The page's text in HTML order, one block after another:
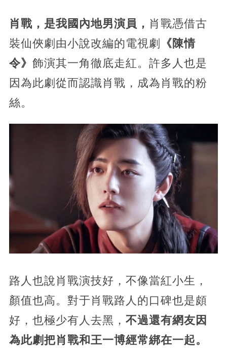
肖戰，是我國內地男演員， 肖戰憑借古
裝仙俠劇由小說改編的電視劇
《陳情
令》 飾演其一角徹底走紅。許多人也是
因為此劇從而認識肖戰，成為肖戰的粉
絲。
路人也說肖戰演技好，不像當紅小生，
顏值也高。對于肖戰路人的口碑也是頗
好，也極少有人去黑， 不過還有網友因
為此劇把肖戰和王一博經常綁在一起。